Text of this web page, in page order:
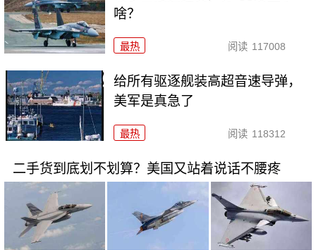
啥？
最热 阅读 117008
给所有驱逐舰装高超音速导弹，
美军是真急了
最热 阅读 118312
二手货到底划不划算？美国又站着说话不腰疼